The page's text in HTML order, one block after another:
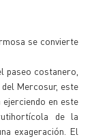
se convierte
paseo costanero,
Mercosur, este
en este
de la
exageración. El